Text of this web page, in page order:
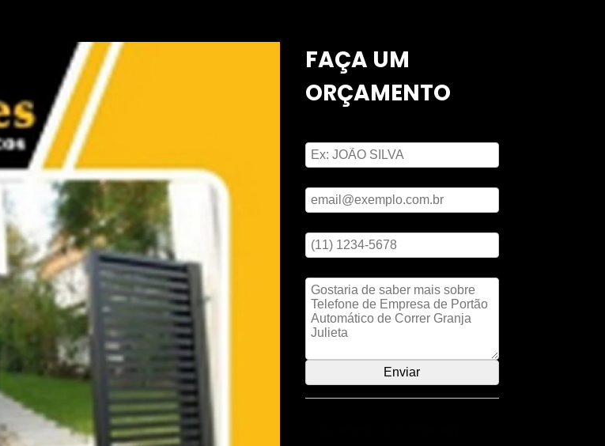
FAÇA UM
ORÇAMENTO